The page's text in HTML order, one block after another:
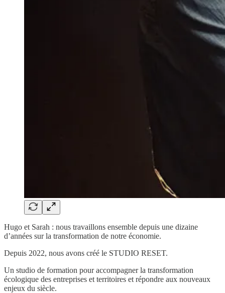
Hugo et Sarah : nous travaillons ensemble depuis une dizaine
d’années sur la transformation de notre économie.
Depuis 2022, nous avons créé le STUDIO RESET.
Un studio de formation pour accompagner la transformation
écologique des entreprises et territoires et répondre aux nouveaux
enjeux du siècle.